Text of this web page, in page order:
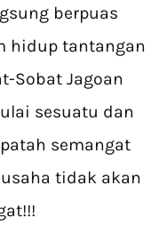
berpuas
hidup tantangan
Sobat Jagoan
sesuatu dan
semangat
tidak akan